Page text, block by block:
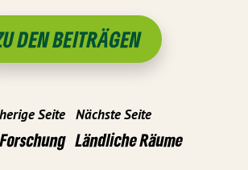
DEN BEITRÄGEN
Seite Nächste Seite
Ländliche Räume